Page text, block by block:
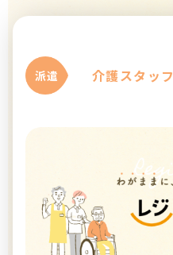
派遣 介護スタッフ